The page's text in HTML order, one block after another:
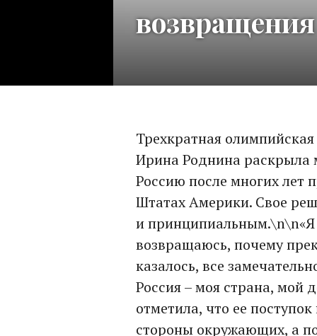
Трехкратная
Ирина Роднина раскрыла
Россию после многих лет
Штатах Америки. Свое
и принципиальным.\n\n«Я
возвращаюсь, почему
казалось, все
Россия – моя страна, мой
отметила, что ее
стороны окружающих, а